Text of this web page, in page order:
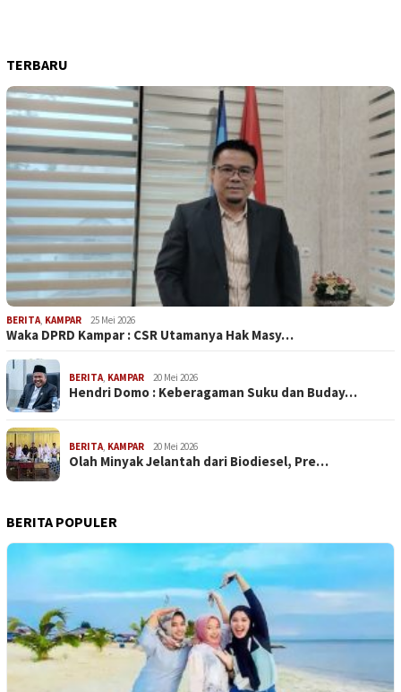
TERBARU
BERITA, KAMPAR 25 Mei 2026
Waka DPRD Kampar : CSR Utamanya Hak Masy…
BERITA, KAMPAR 20 Mei 2026
Hendri Domo : Keberagaman Suku dan Buday…
BERITA, KAMPAR 20 Mei 2026
Olah Minyak Jelantah dari Biodiesel, Pre…
BERITA POPULER